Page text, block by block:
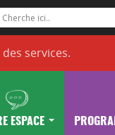
services.
ESPACE